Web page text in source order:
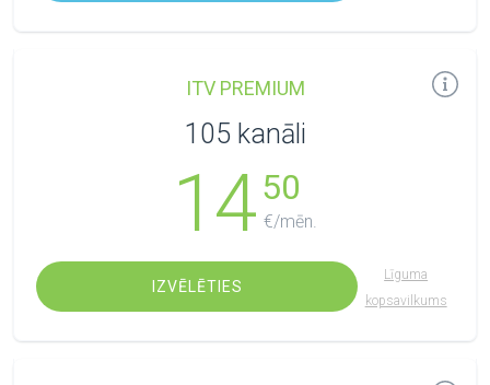
ITV PREMIUM
105 kanāli
1450
€/mēn.
IZVĒLĒTIES
Līguma
kopsavilkums